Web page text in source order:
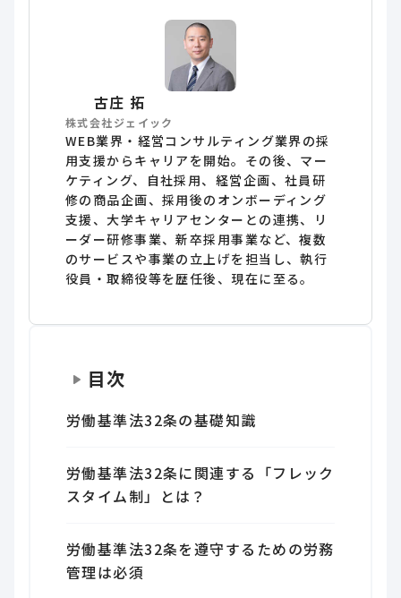
古庄 拓
株式会社ジェイック
WEB業界・経営コンサルティング業界の採
用支援からキャリアを開始。その後、マー
ケティング、自社採用、経営企画、社員研
修の商品企画、採用後のオンボーディング
支援、大学キャリアセンターとの連携、リ
ーダー研修事業、新卒採用事業など、複数
のサービスや事業の立上げを担当し、執行
役員・取締役等を歴任後、現在に至る。
目次
労働基準法32条の基礎知識
労働基準法32条に関連する「フレック
スタイム制」とは？
労働基準法32条を遵守するための労務
管理は必須